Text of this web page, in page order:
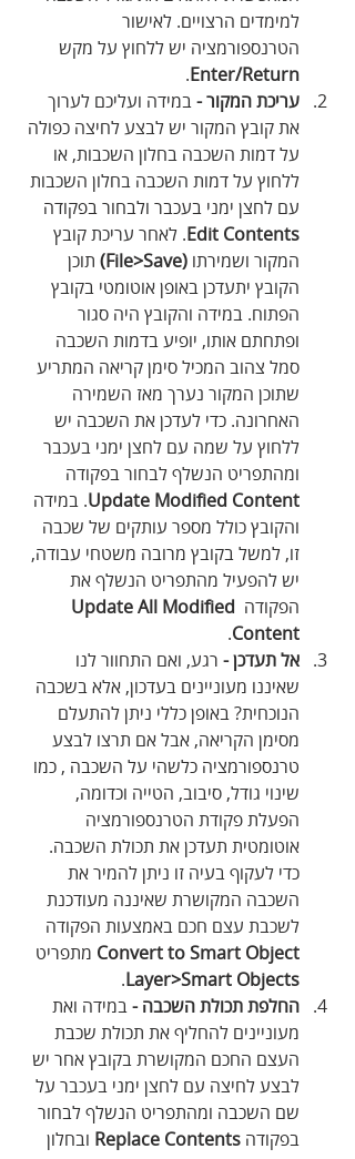
למימדים הרצויים. לאישור
הטרנספורמציה יש ללחוץ על מקש
Enter/Return
.
עריכת המקור - במידה ועליכם לערוך
את קובץ המקור יש לבצע לחיצה כפולה
על דמות השכבה בחלון השכבות, או
ללחוץ על דמות השכבה בחלון השכבות
עם לחצן ימני בעכבר ולבחור בפקודה
Edit Contents. לאחר עריכת קובץ
המקור ושמירתו (File>Save)
תוכן
הקובץ יתעדכן באופן אוטומטי בקובץ
הפתוח. במידה והקובץ היה סגור
ופתחתם אותו, יופיע בדמות השכבה
סמל צהוב המכיל סימן קריאה המתריע
שתוכן המקור נערך מאז השמירה
האחרונה. כדי לעדכן את השכבה יש
ללחוץ על שמה עם לחצן ימני בעכבר
ומהתפריט הנשלף לבחור בפקודה
Update Modified Content. במידה
והקובץ כולל מספר עותקים של שכבה
זו, למשל בקובץ מרובה משטחי עבודה,
יש להפעיל מהתפריט הנשלף את
הפקודה Update All Modified
Content
.
אל תעדכן - רגע, ואם התחוור לנו
שאיננו מעוניינים בעדכון, אלא בשכבה
הנוכחית? באופן כללי ניתן להתעלם
מסימן הקריאה, אבל אם תרצו לבצע
טרנספורמציה כלשהי על השכבה , כמו
שינוי גודל, סיבוב, הטייה וכדומה,
הפעלת פקודת הטרנספורמציה
אוטומטית תעדכן את תכולת השכבה.
כדי לעקוף בעיה זו ניתן להמיר את
השכבה המקושרת שאיננה מעודכנת
לשכבת עצם חכם באמצעות הפקודה
Convert to Smart Object מתפריט
Layer>Smart Objects
.
החלפת תכולת השכבה - במידה ואת
מעוניינים להחליף את תכולת שכבת
העצם החכם המקושרת בקובץ אחר יש
לבצע לחיצה עם לחצן ימני בעכבר על
שם השכבה ומהתפריט הנשלף לבחור
בפקודה Replace Contents ובחלון